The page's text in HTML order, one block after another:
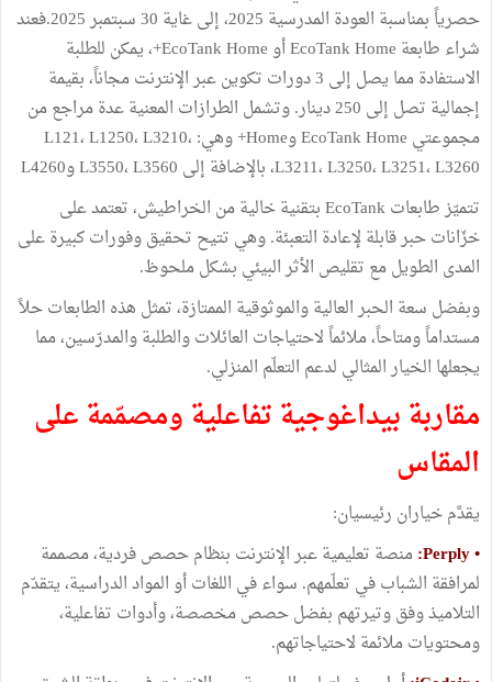
حصرياً بمناسبة العودة المدرسية 2025، إلى غاية 30 سبتمبر 2025.فعند
شراء طابعة EcoTank Home أو EcoTank Home+، يمكن للطلبة
الاستفادة مما يصل إلى 3 دورات تكوين عبر الإنترنت مجاناً، بقيمة
إجمالية تصل إلى 250 دينار. وتشمل الطرازات المعنية عدة مراجع من
مجموعتي EcoTank Home وHome+ وهي: L121، L1250، L3210،
L3211، L3250، L3251، L3260، بالإضافة إلى L3550، L3560 وL4260
تتميّز طابعات EcoTank بتقنية خالية من الخراطيش، تعتمد على
خزّانات حبر قابلة لإعادة التعبئة. وهي تتيح تحقيق وفورات كبيرة على
المدى الطويل مع تقليص الأثر البيئي بشكل ملحوظ.
وبفضل سعة الحبر العالية والموثوقية الممتازة، تمثل هذه الطابعات حلاً
مستداماً ومتاحاً، ملائماً لاحتياجات العائلات والطلبة والمدرّسين، مما
يجعلها الخيار المثالي لدعم التعلّم المنزلي.
مقاربة بيداغوجية تفاعلية ومصمّمة على
المقاس
يقدَّم خياران رئيسيان:
• Perply:
منصة تعليمية عبر الإنترنت بنظام حصص فردية، مصممة
لمرافقة الشباب في تعلّمهم. سواء في اللغات أو المواد الدراسية، يتقدّم
التلاميذ وفق وتيرتهم بفضل حصص مخصصة، وأدوات تفاعلية،
ومحتويات ملائمة لاحتياجاتهم.